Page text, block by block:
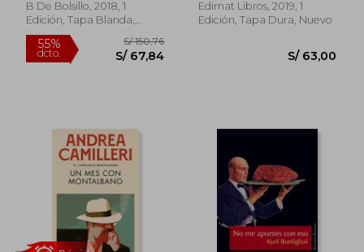
B De Bolsillo, 2018, 1
Edición, Tapa Blanda,
Nuevo
Edimat Libros, 2019, 1
Edición, Tapa Dura, Nuevo